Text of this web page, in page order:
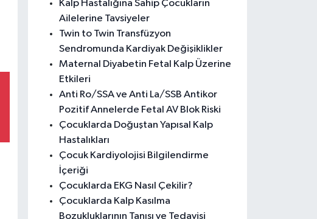
Kalp Hastalığına Sahip Çocukların
Ailelerine Tavsiyeler
Twin to Twin Transfüzyon
Sendromunda Kardiyak Değişiklikler
Maternal Diyabetin Fetal Kalp Üzerine
Etkileri
Anti Ro/SSA ve Anti La/SSB Antikor
Pozitif Annelerde Fetal AV Blok Riski
Çocuklarda Doğuştan Yapısal Kalp
Hastalıkları
Çocuk Kardiyolojisi Bilgilendirme
İçeriği
Çocuklarda EKG Nasıl Çekilir?
Çocuklarda Kalp Kasılma
Bozukluklarının Tanısı ve Tedavisi